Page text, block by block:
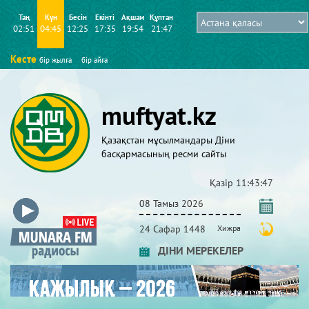
Таң
02:51
Күн
04:45
Бесін
12:25
Екінті
17:35
Ақшам
19:54
Құптан
21:47
Кесте бір жылға бір айға
muftyat.kz
Қазақстан мұсылмандары Діни
басқармасының ресми сайты
Қазір 11:43:50
08 Тамыз 2026
24 Сафар 1448 Хижра
ДІНИ МЕРЕКЕЛЕР